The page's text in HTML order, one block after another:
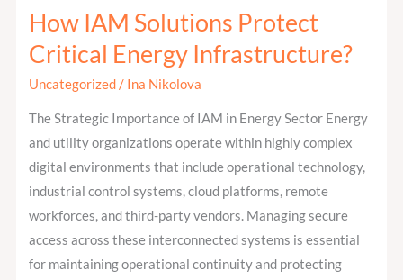
How IAM Solutions Protect
Critical Energy Infrastructure?
Uncategorized/ Ina Nikolova
The Strategic Importance of IAM in Energy Sector Energy
and utility organizations operate within highly complex
digital environments that include operational technology,
industrial control systems, cloud platforms, remote
workforces, and third-party vendors. Managing secure
access across these interconnected systems is essential
for maintaining operational continuity and protecting
How
IAM
Solutions
Protect
Critical
Energy
Infrastructure?